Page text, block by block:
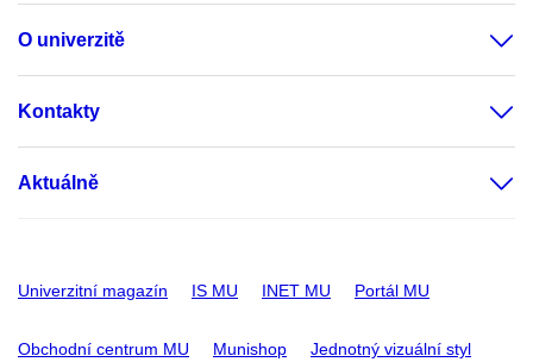
O univerzitě
Kontakty
Aktuálně
Univerzitní magazín IS MU INET MU Portál MU
Obchodní centrum MU Munishop Jednotný vizuální styl